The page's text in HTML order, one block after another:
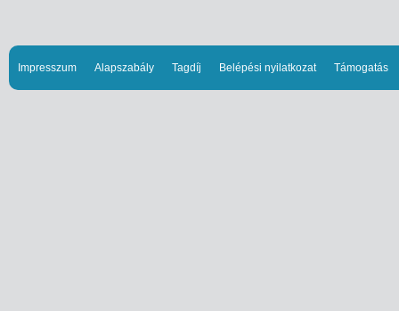
Impresszum Alapszabály Tagdíj Belépési nyilatkozat Támogatás